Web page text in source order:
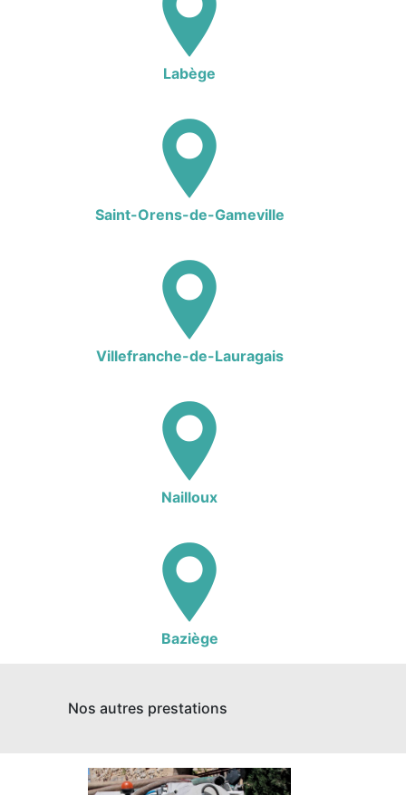
Labège
Saint-Orens-de-Gameville
Villefranche-de-Lauragais
Nailloux
Baziège
Nos autres prestations